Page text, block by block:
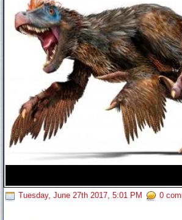
Tuesday, June 27th 2017, 5:01 PM 0